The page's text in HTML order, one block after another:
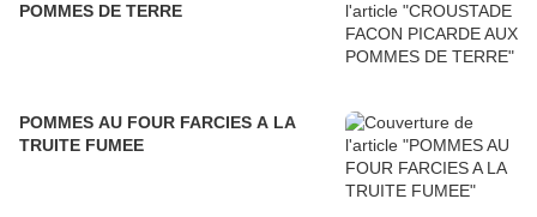
POMMES DE TERRE
POMMES AU FOUR FARCIES A LA
TRUITE FUMEE